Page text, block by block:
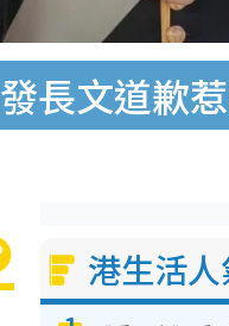
長文道歉
港生活